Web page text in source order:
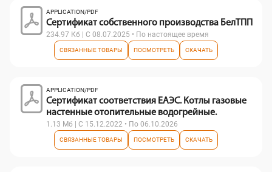
APPLICATION/PDF
Сертификат собственного производства БелТПП
234.97 Кб | С 08.07.2025 • По настоящее время
СВЯЗАННЫЕ ТОВАРЫ ПОСМОТРЕТЬ СКАЧАТЬ
APPLICATION/PDF
Сертификат соответствия ЕАЭС. Котлы газовые
настенные отопительные водогрейные.
1.13 Мб | С 15.12.2022 • По 06.10.2026
СВЯЗАННЫЕ ТОВАРЫ ПОСМОТРЕТЬ СКАЧАТЬ